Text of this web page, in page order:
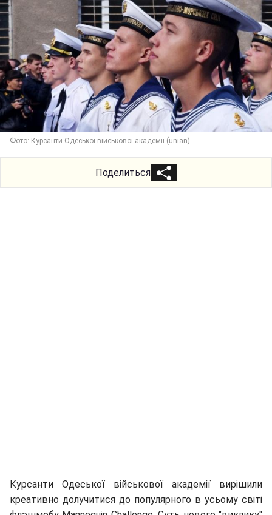
Фото: Курсанти Одеської військової академії (unian)
Поделиться
Курсанти Одеської військової академії вирішили
креативно долучитися до популярного в усьому світі